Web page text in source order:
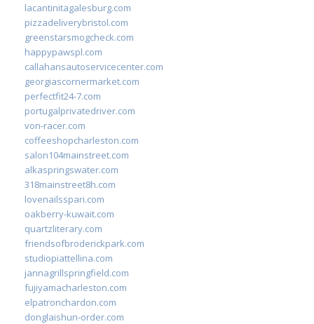
lacantinitagalesburg.com
pizzadeliverybristol.com
greenstarsmogcheck.com
happypawspl.com
callahansautoservicecenter.com
georgiascornermarket.com
perfectfit24-7.com
portugalprivatedriver.com
von-racer.com
coffeeshopcharleston.com
salon104mainstreet.com
alkaspringswater.com
318mainstreet8h.com
lovenailsspari.com
oakberry-kuwait.com
quartzliterary.com
friendsofbroderickpark.com
studiopiattellina.com
jannagrillspringfield.com
fujiyamacharleston.com
elpatronchardon.com
donglaishun-order.com